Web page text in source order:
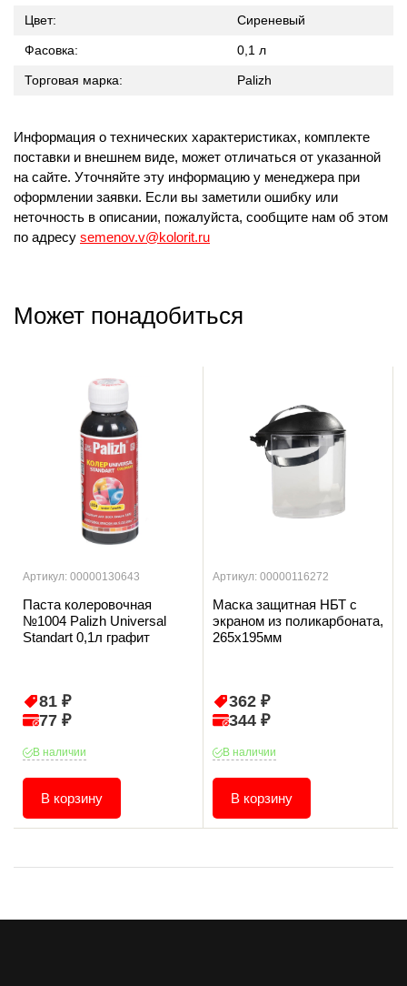
Цвет: Сиреневый
Фасовка: 0,1 л
Торговая марка: Palizh
Информация о технических характеристиках, комплекте
поставки и внешнем виде, может отличаться от указанной
на сайте. Уточняйте эту информацию у менеджера при
оформлении заявки. Если вы заметили ошибку или
неточность в описании, пожалуйста, сообщите нам об этом
по адресу semenov.v@kolorit.ru
Может понадобиться
Артикул: 00000130643
Паста колеровочная
№1004 Palizh Universal
Standart 0,1л графит
81 ₽
77 ₽
В наличии
В корзину
Артикул: 00000116272
Маска защитная НБТ с
экраном из поликарбоната,
265х195мм
362 ₽
344 ₽
В наличии
В корзину